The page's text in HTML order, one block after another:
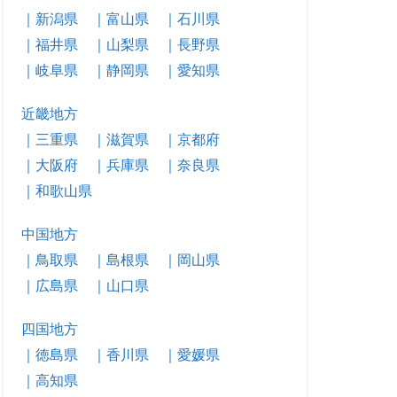
｜新潟県
｜富山県
｜石川県
｜福井県
｜山梨県
｜長野県
｜岐阜県
｜静岡県 ｜愛知県
近畿地方
｜三重県
｜滋賀県
｜京都府
｜大阪府
｜兵庫県
｜奈良県
｜和歌山県
中国地方
｜鳥取県
｜島根県
｜岡山県
｜広島県
｜山口県
四国地方
｜徳島県
｜香川県
｜愛媛県
｜高知県